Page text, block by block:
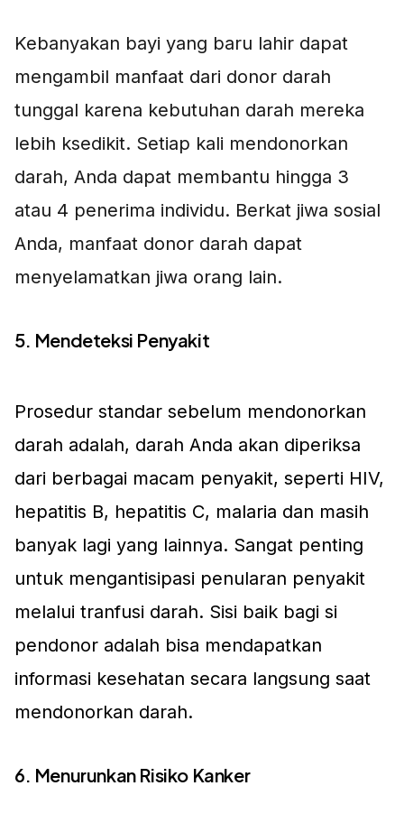
Kebanyakan bayi yang baru lahir dapat
mengambil manfaat dari donor darah
tunggal karena kebutuhan darah mereka
lebih ksedikit. Setiap kali mendonorkan
darah, Anda dapat membantu hingga 3
atau 4 penerima individu. Berkat jiwa sosial
Anda, manfaat donor darah dapat
menyelamatkan jiwa orang lain.
5. Mendeteksi Penyakit
Prosedur standar sebelum mendonorkan
darah adalah, darah Anda akan diperiksa
dari berbagai macam penyakit, seperti HIV,
hepatitis B, hepatitis C, malaria dan masih
banyak lagi yang lainnya. Sangat penting
untuk mengantisipasi penularan penyakit
melalui tranfusi darah. Sisi baik bagi si
pendonor adalah bisa mendapatkan
informasi kesehatan secara langsung saat
mendonorkan darah.
6. Menurunkan Risiko Kanker